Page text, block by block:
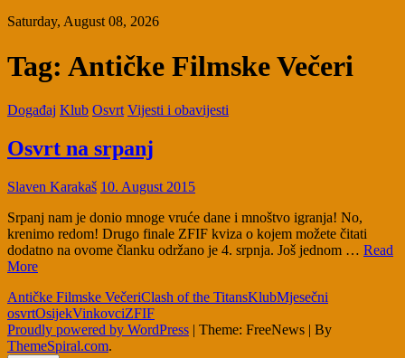
Saturday, August 08, 2026
Tag: Antičke Filmske Večeri
Događaj Klub Osvrt Vijesti i obavijesti
Osvrt na srpanj
Slaven Karakaš 10. August 2015
Srpanj nam je donio mnoge vruće dane i mnoštvo igranja! No,
krenimo redom! Drugo finale ZFIF kviza o kojem možete čitati
dodatno na ovome članku održano je 4. srpnja. Još jednom … Read
More
Antičke Filmske VečeriClash of the TitansKlubMjesečni
osvrtOsijekVinkovciZFIF
Proudly powered by WordPress | Theme: FreeNews | By
ThemeSpiral.com.